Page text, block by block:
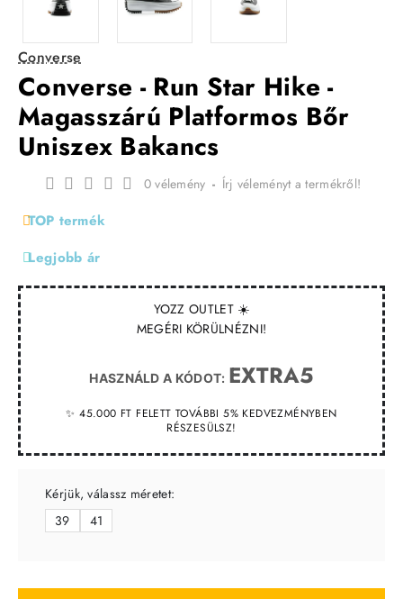
Converse
Converse - Run Star Hike -
Magasszárú Platformos Bőr
Uniszex Bakancs
YOZZ OUTLET ☀️
MEGÉRI KÖRÜLNÉZNI!
HASZNÁLD A KÓDOT: EXTRA5
✨ 45.000 FT FELETT TOVÁBBI 5% KEDVEZMÉNYBEN
RÉSZESÜLSZ!
TOP termék
Legjobb ár
0 vélemény - Írj véleményt a termékről!
Kérjük, válassz méretet:
39
41